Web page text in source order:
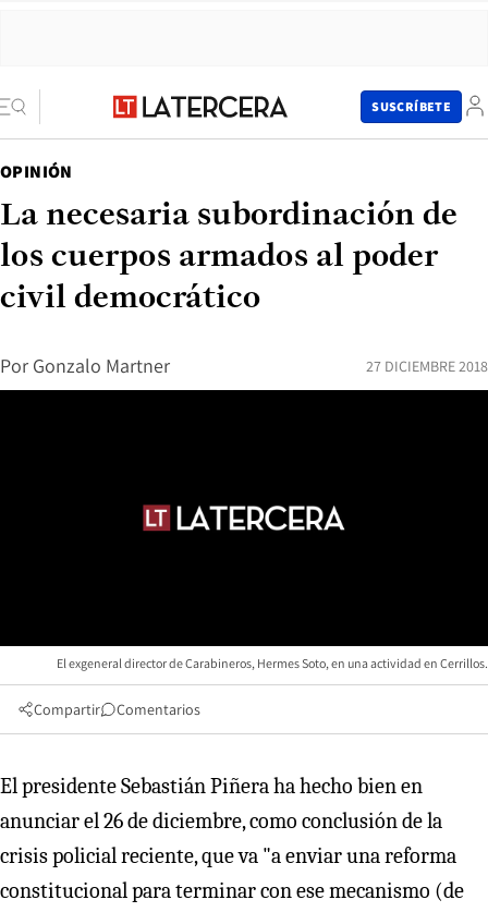
SUSCRÍBETE
OPINIÓN
La necesaria subordinación de
los cuerpos armados al poder
civil democrático
Por Gonzalo Martner 27 DICIEMBRE 2018
El exgeneral director de Carabineros, Hermes Soto, en una actividad en Cerrillos.
Compartir Comentarios
El presidente Sebastián Piñera ha hecho bien en
anunciar el 26 de diciembre, como conclusión de la
crisis policial reciente, que va "a enviar una reforma
constitucional para terminar con ese mecanismo (de